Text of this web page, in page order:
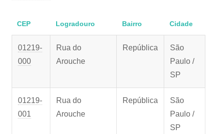
CEP Logradouro Bairro Cidade
01219-
000
Rua do
Arouche
República
São
Paulo /
SP
01219-
001
Rua do
Arouche
República
São
Paulo /
SP